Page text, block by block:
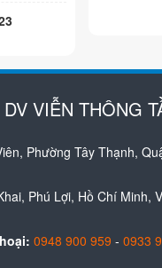
VIỄN THÔNG
Phường Tây Thạnh,
Phú Lợi, Hồ Chí Minh,
0948 900 959 - 0933